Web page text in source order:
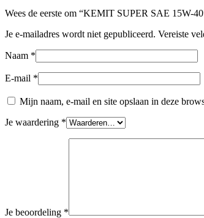
Wees de eerste om “KEMIT SUPER SAE 15W-
Je e-mailadres wordt niet gepubliceerd. Vereiste
Naam *
E-mail *
Mijn naam, e-mail en site opslaan in deze
Je waardering *
Je beoordeling *